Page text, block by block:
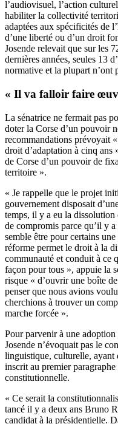
l’audiovisuel, l’action
habiliter la collectivité
adaptées aux spécificités de
d’une liberté ou d’un droit
Josende relevait que sur les
dernières années, seules 13
normative et la plupart n’ont
« Il va falloir faire
La sénatrice ne fermait pas
doter la Corse d’un pouvoir
recommandations prévoyait
droit d’adaptation à cinq ans
de Corse d’un pouvoir de
territoire ».
« Je rappelle que le projet
gouvernement disposait
temps, il y a eu la
de compromis parce qu’il y a
semble être pour certains
réforme permet le droit à la
communauté et conduit à ce
façon pour tous », appuie la
risque « d’ouvrir une boîte
penser que nous avions
cherchions à trouver un
marche forcée ».
Pour parvenir à une
Josende n’évoquait pas le
linguistique, culturelle, ayant
inscrit au premier
constitutionnelle.
« Ce serait la
tancé il y a deux ans Bruno
candidat à la présidentielle.